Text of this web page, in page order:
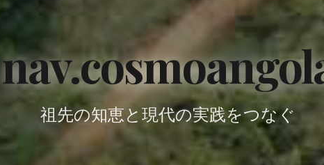
祖先の知恵と現代の実践をつなぐ